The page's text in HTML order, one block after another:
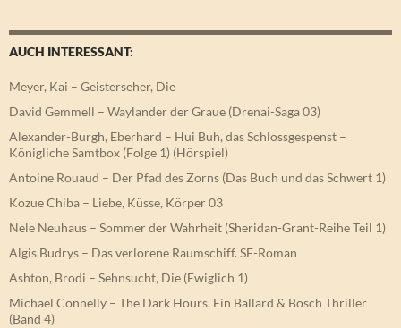
AUCH INTERESSANT:
Meyer, Kai – Geisterseher, Die
David Gemmell – Waylander der Graue (Drenai-Saga 03)
Alexander-Burgh, Eberhard – Hui Buh, das Schlossgespenst –
Königliche Samtbox (Folge 1) (Hörspiel)
Antoine Rouaud – Der Pfad des Zorns (Das Buch und das Schwert 1)
Kozue Chiba – Liebe, Küsse, Körper 03
Nele Neuhaus – Sommer der Wahrheit (Sheridan-Grant-Reihe Teil 1)
Algis Budrys – Das verlorene Raumschiff. SF-Roman
Ashton, Brodi – Sehnsucht, Die (Ewiglich 1)
Michael Connelly – The Dark Hours. Ein Ballard & Bosch Thriller
(Band 4)